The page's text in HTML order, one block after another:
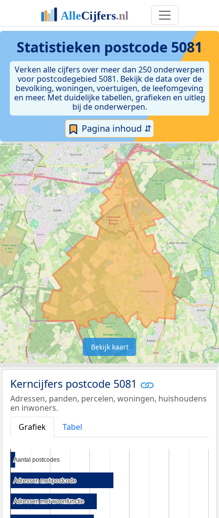
Statistieken postcode 5081
Verken alle cijfers over meer dan 250 onderwerpen
voor postcodegebied 5081. Bekijk de data over de
bevolking, woningen, voertuigen, de leefomgeving
en meer. Met duidelijke tabellen, grafieken en uitleg
bij de onderwerpen.
Pagina inhoud ⇵
Bekijk kaart
Kerncijfers postcode 5081
Adressen, panden, percelen, woningen, huishoudens
en inwoners.
Grafiek
Tabel
Aantal postcodes
Aantal postcodes
Adressen met postcode
Adressen met postcode
Adressen met woonfunctie
Adressen met woonfunctie